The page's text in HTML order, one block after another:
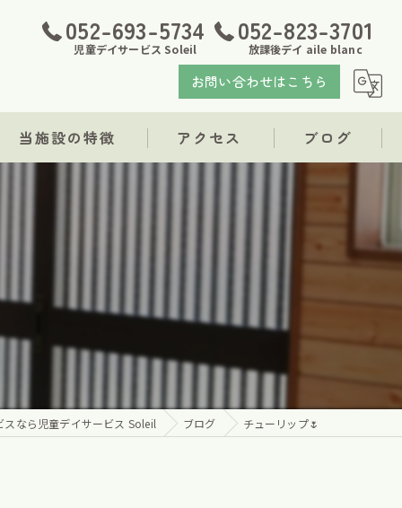
052-693-5734
児童デイサービス Soleil
052-823-3701
放課後デイ aile blanc
お問い合わせはこちら
当施設の特徴 アクセス ブログ
なら児童デイサービス Soleil ブログ チューリップ🌷